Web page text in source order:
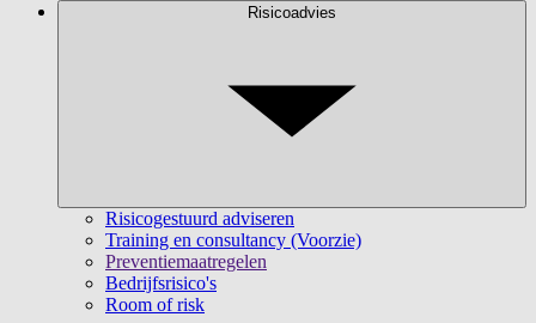
Risicoadvies
Risicogestuurd adviseren
Training en consultancy (Voorzie)
Preventiemaatregelen
Bedrijfsrisico's
Room of risk